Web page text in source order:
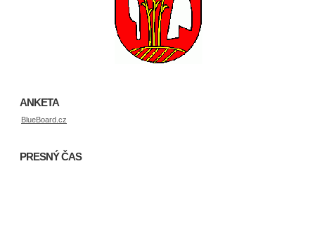
ANKETA
BlueBoard.cz
PRESNÝ ČAS